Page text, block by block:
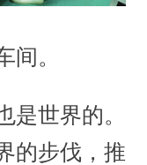
间。
世界的。
的步伐，推